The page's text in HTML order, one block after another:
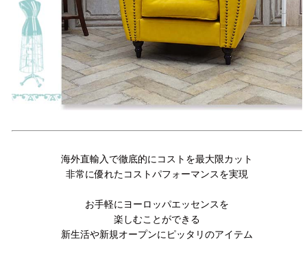
海外直輸入で徹底的にコストを最大限カット
非常に優れたコストパフォーマンスを実現
お手軽にヨーロッパエッセンスを
楽しむことができる
新生活や新規オープンにピッタリのアイテム